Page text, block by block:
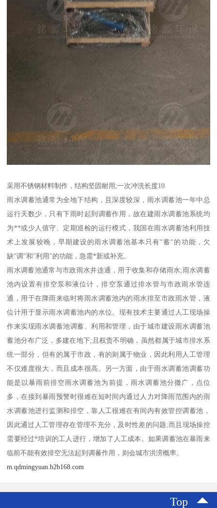
采用不锈钢材料制作，结构坚固耐用;一次冲洗长度10
雨水调蓄池通常为全地下结构，且深度较深，雨水调蓄池一年中总
运行天数少，只有下雨时起到调蓄作用，故在建雨水调蓄池系统均
为**或少人值守、定期巡检的运行模式，我国在雨水调蓄池利用技
术上发展较晚，早期建设的雨水调蓄池基本只有"蓄"的功能，欠
缺"调"和"利用"的功能，急需*新或补充。
雨水调蓄池通常与市政雨水井连通，用于收集和存储雨水;雨水调蓄
池内设置有排空泵和液位计，排空泵通过排水管与市政雨水管连
通，用于在降雨来临时将雨水调蓄池内的雨水排至市政雨水管，液
位计用于显示雨水调蓄池内的水位。现有技术主要通过人工现场操
作来实现雨水调蓄池调蓄、利用和管理，由于城市建设雨水调蓄池
蓄池分布广泛，多建在地下;且权责不明确，虽然都属于城市排水系
统一部分，但有的属于市政，有的则属于物业，因此利用人工管理
不仅难度很大，而且成本很高。另一方面，由于雨水调蓄池调蓄功
能是以暴雨前排空雨水调蓄池为前提，雨水调蓄池分撒广，点位
多，在接到暴雨预警时很难在短时间内通过人力对降雨范围内的雨
水调蓄池进行监测和排空，靠人工很难在有间内有效管控调蓄池，
因此通过人工管理存在管理不充分，及时性差的问题;而且现场操控
需要经过*培训的工人进行，增加了人工成本。如果调蓄池在暴雨来
临前不能有效排空无法起到调蕃作用，则会城市洪涝概率。
m.qdmingyuan.b2b168.com
Top